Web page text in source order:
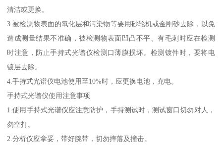
清洁或更换。
3.被检测物表面的氧化层和污染物等要用砂轮机或金刚砂去除，以免
造成测量结果不准确，被检测物表面凹凸不平、有毛刺时应在检测
时注意，防止手持式光谱仪检测口薄膜损坏。检测镀件时，要将电
镀层去除。
4.手持式光谱仪电池使用至10%时，应更换电池，充电。
手持式光谱仪使用注意事项
1.使用手持式光谱仪应注意防护，手持测试时，测试窗口切勿对人，
勿空打。
2.分析仪应拿妥，带好腕带，切勿摔落及撞击。